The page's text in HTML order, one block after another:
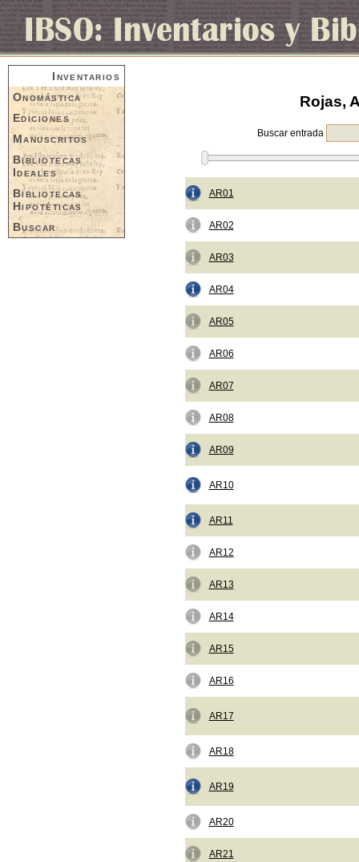
Inventarios
Onomástica
Ediciones
Manuscritos
Bibliotecas
Ideales
Bibliotecas
Hipotéticas
Buscar
Rojas,
Buscar entrada
AR01
AR02
AR03
AR04
AR05
AR06
AR07
AR08
AR09
AR10
AR11
AR12
AR13
AR14
AR15
AR16
AR17
AR18
AR19
AR20
AR21